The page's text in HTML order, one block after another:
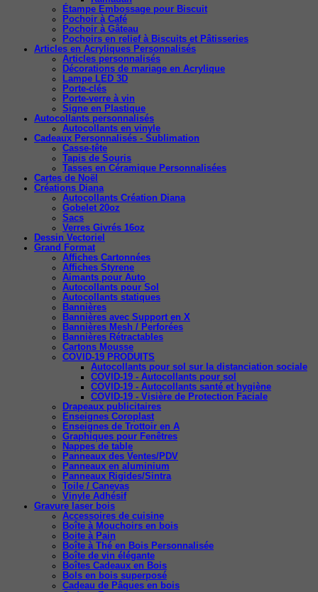
Étampe Embossage pour Biscuit
Pochoir à Café
Pochoir à Gâteau
Pochoirs en relief à Biscuits et Pâtisseries
Articles en Acryliques Personnalisés
Articles personnalisés
Décorations de mariage en Acrylique
Lampe LED 3D
Porte-clés
Porte-verre à vin
Signe en Plastique
Autocollants personnalisés
Autocollants en vinyle
Cadeaux Personnalisés - Sublimation
Casse-tête
Tapis de Souris
Tasses en Céramique Personnalisées
Cartes de Noël
Créations Diana
Autocollants Création Diana
Gobelet 20oz
Sacs
Verres Givrés 16oz
Dessin Vectoriel
Grand Format
Affiches Cartonnées
Affiches Styrene
Aimants pour Auto
Autocollants pour Sol
Autocollants statiques
Bannières
Bannières avec Support en X
Bannières Mesh / Perforées
Bannières Rétractables
Cartons Mousse
COVID-19 PRODUITS
Autocollants pour sol sur la distanciation sociale
COVID-19 - Autocollants pour sol
COVID-19 - Autocollants santé et hygiène
COVID-19 - Visière de Protection Faciale
Drapeaux publicitaires
Enseignes Coroplast
Enseignes de Trottoir en A
Graphiques pour Fenêtres
Nappes de table
Panneaux des Ventes/PDV
Panneaux en aluminium
Panneaux Rigides/Sintra
Toile / Canevas
Vinyle Adhésif
Gravure laser bois
Accessoires de cuisine
Boîte à Mouchoirs en bois
Boite à Pain
Boîte à Thé en Bois Personnalisée
Boîte de vin élégante
Boîtes Cadeaux en Bois
Bols en bois superposé
Cadeau de Pâques en bois